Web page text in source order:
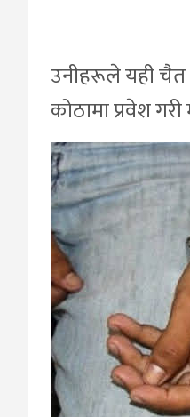
उनीहरूले यही चैत
कोठामा प्रवेश